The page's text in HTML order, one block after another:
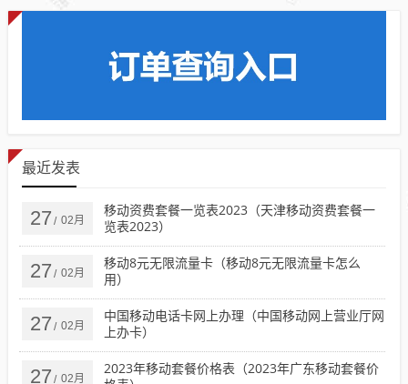
最近发表
27 / 02月
移动资费套餐一览表2023（天津移动资费套餐一
览表2023）
27 / 02月
移动8元无限流量卡（移动8元无限流量卡怎么
用）
27 / 02月
中国移动电话卡网上办理（中国移动网上营业厅网
上办卡）
27 / 02月
2023年移动套餐价格表（2023年广东移动套餐价